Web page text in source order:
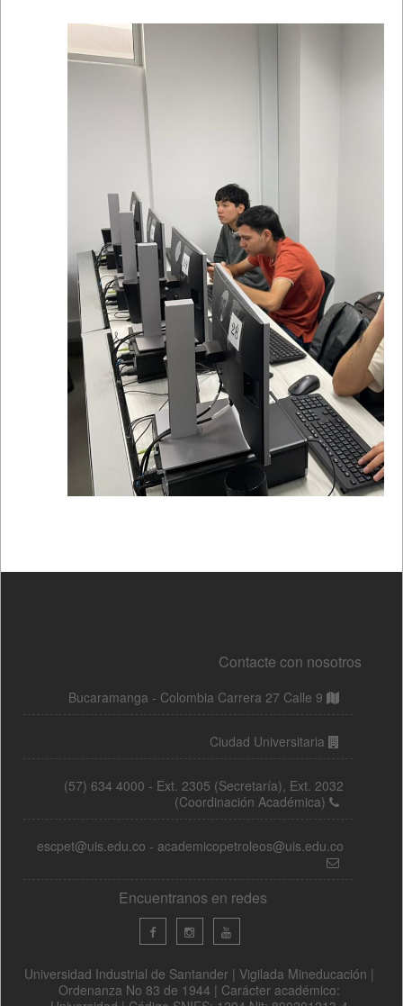
Contacte con nosotros
Bucaramanga - Colombia Carrera 27 Calle 9
Ciudad Universitaria
(57) 634 4000 - Ext. 2305 (Secretaría), Ext. 2032
(Coordinación Académica)
escpet@uis.edu.co - academicopetroleos@uis.edu.co
Encuentranos en redes
Universidad Industrial de Santander | Vigilada Mineducación |
Ordenanza No 83 de 1944 | Carácter académico: